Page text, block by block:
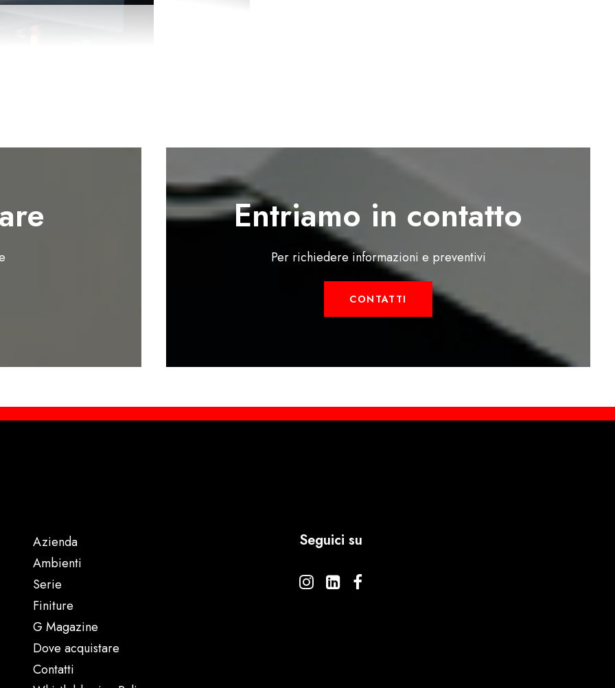
Entriamo in contatto
Per richiedere informazioni e preventivi
CONTATTI
Azienda
Ambienti
Serie
Finiture
G Magazine
Dove acquistare
Contatti
Seguici su